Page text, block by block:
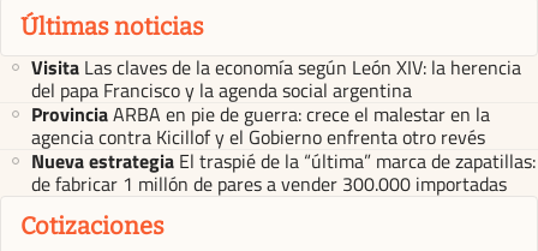
Últimas noticias
Visita Las claves de la economía según León XIV: la herencia
del papa Francisco y la agenda social argentina
ProvinciaARBA en pie de guerra: crece el malestar en la
agencia contra Kicillof y el Gobierno enfrenta otro revés
Nueva estrategia El traspié de la “última” marca de zapatillas:
de fabricar 1 millón de pares a vender 300.000 importadas
Cotizaciones